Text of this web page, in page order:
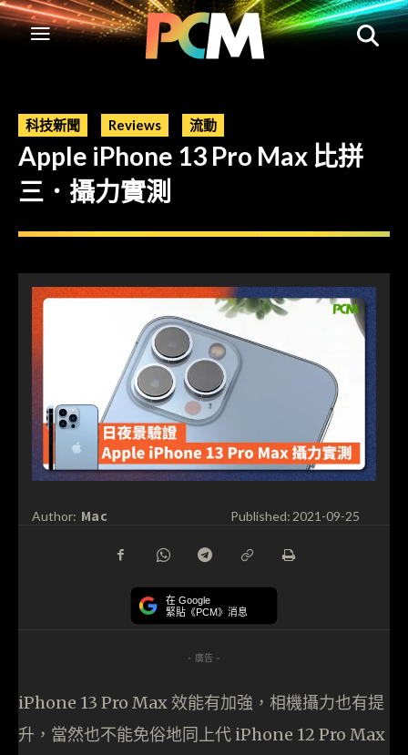
科技新聞 Reviews 流動
Apple iPhone 13 Pro Max 比拼
三．攝力實測
Author: Mac Published: 2021-09-25
在 Google
緊貼《PCM》消息
- 廣告 -
iPhone 13 Pro Max 效能有加強，相機攝力也有提
升，當然也不能免俗地同上代 iPhone 12 Pro Max